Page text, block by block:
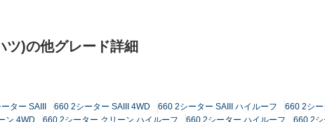
ツ)の他グレード詳細
ター SAIII 660 2シーター SAIII 4WD 660 2シーター SAIII ハイルーフ
660 2シー
ン 4WD 660 2シーター クリーン ハイルーフ 660 2シーター ハイルーフ 660 2シ